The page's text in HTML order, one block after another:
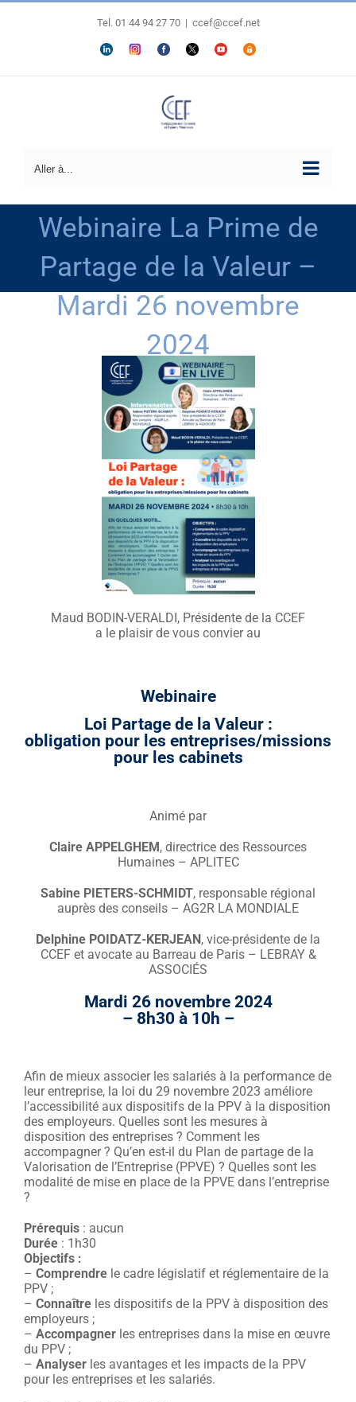
Passer
Tel. 01 44 94 27 70 | ccef@ccef.net
LINKEDIN
Personnaliser
FACEBOOK
X YOUTUBE
ESPACE
Aller à...
Webinaire La Prime de
Partage de la Valeur –
Mardi 26 novembre
2024
Maud BODIN-VERALDI, Présidente de la CCEF
a le plaisir de vous convier au
Webinaire
Loi Partage de la Valeur :
obligation pour les entreprises/missions
pour les cabinets
Animé par
Claire APPELGHEM, directrice des Ressources
Humaines – APLITEC
Sabine PIETERS-SCHMIDT, responsable régional
auprès des conseils – AG2R LA MONDIALE
Delphine POIDATZ-KERJEAN, vice-présidente de la
CCEF et avocate au Barreau de Paris – LEBRAY &
ASSOCIÉS
Mardi 26 novembre 2024
– 8h30 à 10h –
Afin de mieux associer les salariés à la performance de
leur entreprise, la loi du 29 novembre 2023 améliore
l’accessibilité aux dispositifs de la PPV à la disposition
des employeurs. Quelles sont les mesures à
disposition des entreprises ? Comment les
accompagner ? Qu’en est-il du Plan de partage de la
Valorisation de l’Entreprise (PPVE) ? Quelles sont les
modalité de mise en place de la PPVE dans l’entreprise
?
Prérequis : aucun
Durée : 1h30
Objectifs :
– Comprendre le cadre législatif et réglementaire de la
PPV ;
– Connaître les dispositifs de la PPV à disposition des
employeurs ;
– Accompagner les entreprises dans la mise en œuvre
du PPV ;
– Analyser les avantages et les impacts de la PPV
pour les entreprises et les salariés.